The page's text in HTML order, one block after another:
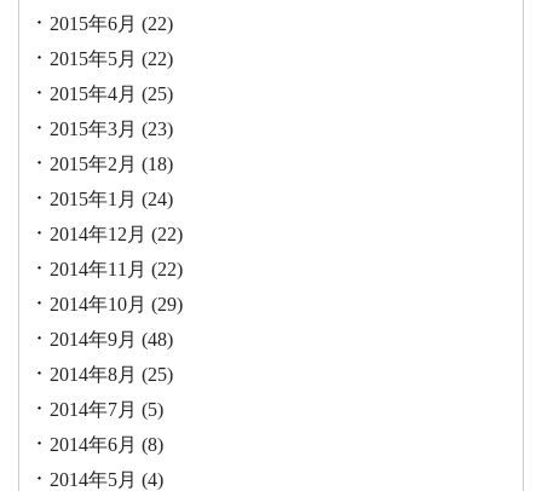
2015年6月 (22)
2015年5月 (22)
2015年4月 (25)
2015年3月 (23)
2015年2月 (18)
2015年1月 (24)
2014年12月 (22)
2014年11月 (22)
2014年10月 (29)
2014年9月 (48)
2014年8月 (25)
2014年7月 (5)
2014年6月 (8)
2014年5月 (4)